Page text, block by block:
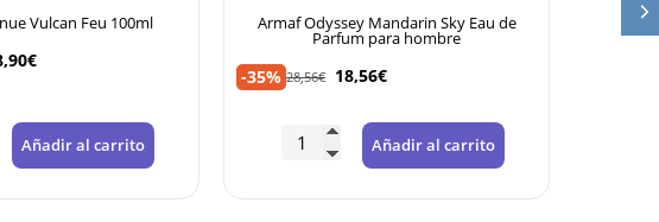
Vulcan Feu 100ml
€
Añadir al carrito
Armaf Odyssey Mandarin Sky Eau de
Parfum para hombre
-35% 28,56€ 18,56€
Añadir al carrito